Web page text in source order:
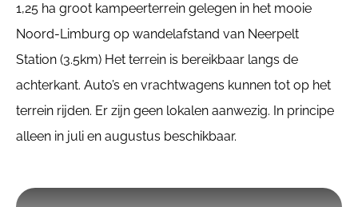
1,25 ha groot kampeerterrein gelegen in het mooie
Noord-Limburg op wandelafstand van Neerpelt
Station (3.5km) Het terrein is bereikbaar langs de
achterkant. Auto’s en vrachtwagens kunnen tot op het
terrein rijden. Er zijn geen lokalen aanwezig. In principe
alleen in juli en augustus beschikbaar.